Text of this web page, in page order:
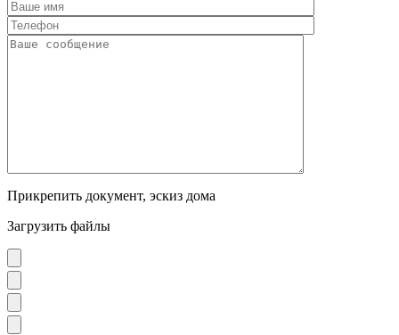
Прикрепить документ, эскиз дома
Загрузить файлы